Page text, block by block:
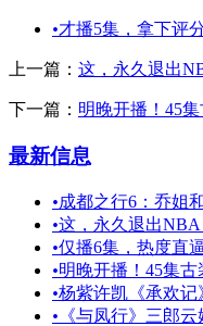
•才播5集，拿下评
上一篇： 这，永久退出
下一篇： 明晚开播！45
最新信息
•成都之行6：乔姐
•这，永久退出
•仅播6集，热度直
•明晚开播！45集
•杨紫许凯《承欢记
• 《与凤行》三郎